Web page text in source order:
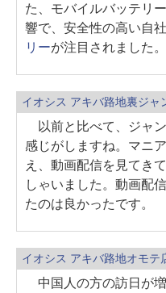
た、モバイルバッテリ
響で、安全性の高い自
リーが注目されました。
イオシス アキバ路地裏ジャ
以前と比べて、ジャ
感じがしますね。マニ
え、動画配信を見てき
しゃいました。動画配
たのは良かったです。
イオシス アキバ路地オモテ
中国人の方の訪日が